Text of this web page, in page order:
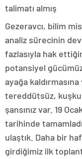
talimatı almış
Gezeravcı, bilim
analiz sürecinin
fazlasıyla hak
potansiyel
ayağa kaldırmasına
tereddütsüz,
şansınız var. 19
tarihinde
ulaştık. Daha bir
girdiğimiz ilk